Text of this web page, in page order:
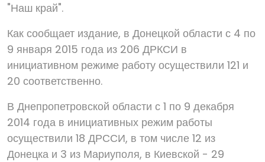
"Наш край".
Как сообщает издание, в Донецкой области с 4 по
9 января 2015 года из 206 ДРКСИ в
инициативном режиме работу осуществили 121 и
20 соответственно.
В Днепропетровской области с 1 по 9 декабря
2014 года в инициативных режим работы
осуществили 18 ДРССИ, в том числе 12 из
Донецка и 3 из Мариуполя, в Киевской - 29